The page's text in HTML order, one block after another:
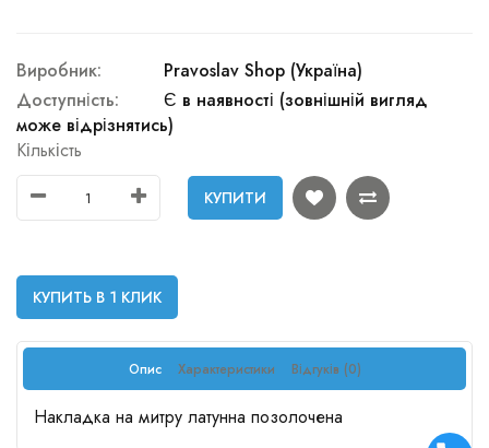
Виробник:
Pravoslav Shop (Україна)
Доступність:
Є в наявності (зовнішній вигляд
може відрізнятись)
Кількість
КУПИТИ
КУПИТЬ В 1 КЛИК
Опис Характеристики Відгуків (0)
Накладка на митру латунна позолочена